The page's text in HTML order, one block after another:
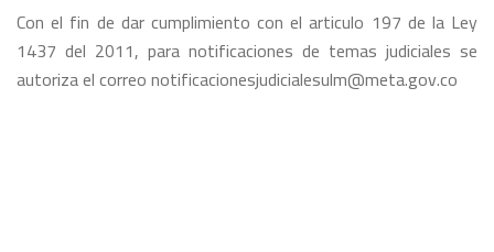
Con el fin de dar cumplimiento con el articulo 197 de la Ley
1437 del 2011, para notificaciones de temas judiciales se
autoriza el correo notificacionesjudicialesulm@meta.gov.co